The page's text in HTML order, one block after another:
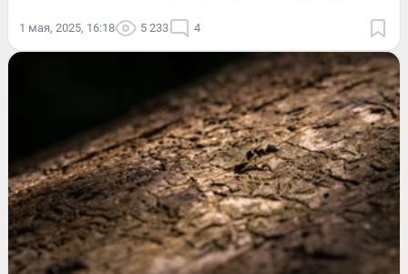
1 мая, 2025, 16:18 5 233 4